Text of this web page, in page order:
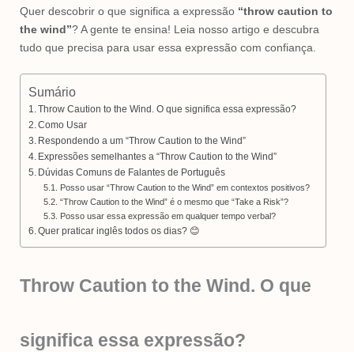
s
t
a
g
r
a
m
u
t
u
b
e
Quer descobrir o que significa a expressão “throw caution to
the wind”? A gente te ensina! Leia nosso artigo e descubra
tudo que precisa para usar essa expressão com confiança.
Sumário
Throw Caution to the Wind. O que significa essa expressão?
Como Usar
Respondendo a um “Throw Caution to the Wind”
Expressões semelhantes a “Throw Caution to the Wind”
Dúvidas Comuns de Falantes de Português
Posso usar “Throw Caution to the Wind” em contextos positivos?
“Throw Caution to the Wind” é o mesmo que “Take a Risk”?
Posso usar essa expressão em qualquer tempo verbal?
Quer praticar inglês todos os dias? 😊
Throw Caution to the Wind. O que
significa essa expressão?